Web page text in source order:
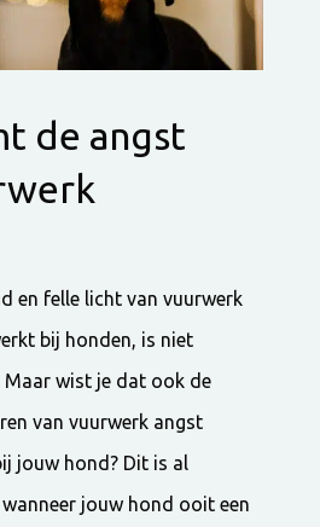
de angst
en felle licht van vuurwerk
bij honden, is niet
Maar wist je dat ook de
van vuurwerk angst
jouw hond? Dit is al
jouw hond ooit een